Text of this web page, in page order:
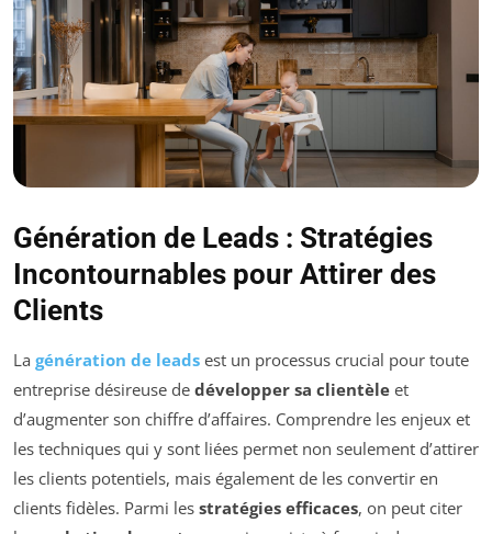
Génération de Leads : Stratégies
Incontournables pour Attirer des
Clients
La génération de leads est un processus crucial pour toute
entreprise désireuse de développer sa clientèle et
d’augmenter son chiffre d’affaires. Comprendre les enjeux et
les techniques qui y sont liées permet non seulement d’attirer
les clients potentiels, mais également de les convertir en
clients fidèles. Parmi les stratégies efficaces, on peut citer